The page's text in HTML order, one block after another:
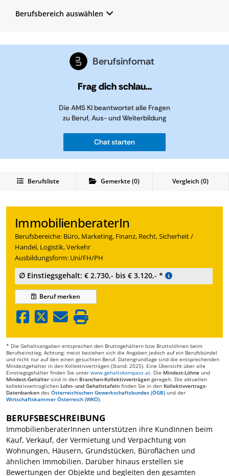
Berufsbereich auswählen
Berufsinfomat
Frag dich schlau...
Die AMS KI beantwortet alle Fragen
zu Beruf, Aus- und Weiterbildung
Chat starten
Berufsliste Gemerkte(0) Vergleich (0)
ImmobilienberaterIn
Berufsbereiche: Büro, Marketing, Finanz, Recht, Sicherheit /
Handel, Logistik, Verkehr
Ausbildungsform: Uni/FH/PH
∅ Einstiegsgehalt: € 2.730,- bis € 3.120,- *
Berufmerken
* Die Gehaltsangaben entsprechen den Bruttogehältern bzw Bruttolöhnen beim
Berufseinstieg. Achtung: meist beziehen sich die Angaben jedoch auf ein Berufsbündel
und nicht nur auf den einen gesuchten Beruf. Datengrundlage sind die entsprechenden
Mindestgehälter in den Kollektivverträgen (Stand: 2025). Eine Übersicht über alle
Einstiegsgehälter finden Sie unter www.gehaltskompass.at. Die Mindest-Löhne und
Mindest-Gehälter sind in den Branchen-Kollektivverträgen geregelt. Die aktuellen
kollektivvertraglichen Lohn- und Gehaltstafeln finden Sie in den Kollektivvertrags-
Datenbanken des Österreichischen Gewerkschaftsbundes (ÖGB) und der
Wirtschaftskammer Österreich (WKÖ).
BERUFSBESCHREIBUNG
ImmobilienberaterInnen unterstützen ihre KundInnen beim
Kauf, Verkauf, der Vermietung und Verpachtung von
Wohnungen, Häusern, Grundstücken, Büroflächen und
ähnlichen Immobilien. Darüber hinaus erstellen sie
Bewertungen der Objekte und begleiten den gesamten